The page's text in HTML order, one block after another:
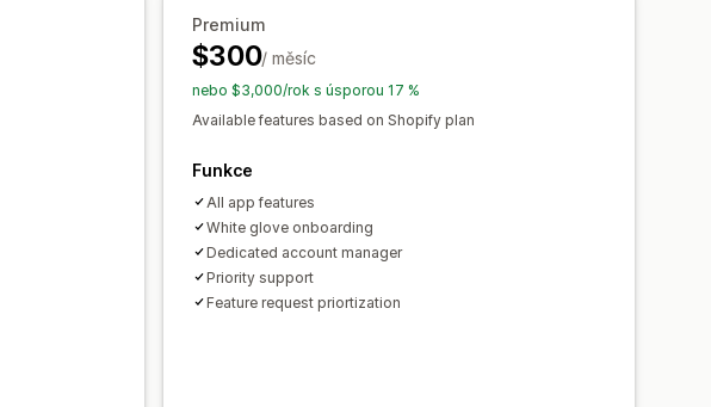
Premium
$300/ měsíc
nebo $3,000/rok s úsporou 17 %
Available features based on Shopify plan
Funkce
All app features
White glove onboarding
Dedicated account manager
Priority support
Feature request priortization